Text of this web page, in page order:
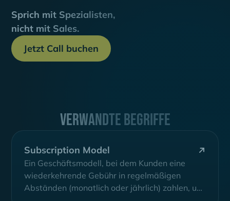
Sprich mit Spezialisten,
nicht mit Sales.
Jetzt Call buchen
Verwandte Begriffe
Subscription Model
Ein Geschäftsmodell, bei dem Kunden eine
wiederkehrende Gebühr in regelmäßigen
Abständen (monatlich oder jährlich) zahlen, um